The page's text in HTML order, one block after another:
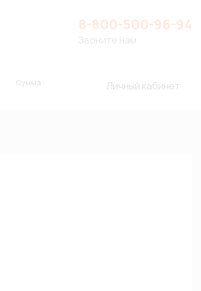
8-800-500-96-94
Звоните нам
Сумма Личный кабинет